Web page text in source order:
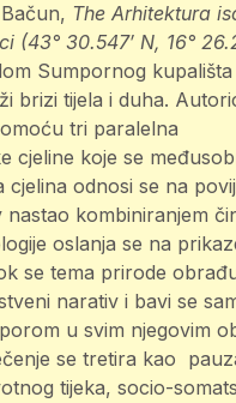
The Arhitektura
(43° 30.547′ N, 16°
Sumpornog
brizi tijela i duha.
tri paralelna
cjeline koje se
cjelina odnosi se na
kombiniranjem
oslanja se na
se tema prirode
narativ i bavi se
u svim njegovim
se tretira kao
tijeka, socio-